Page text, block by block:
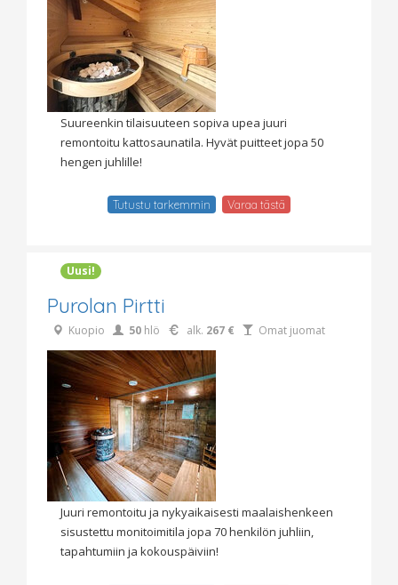
Suureenkin tilaisuuteen sopiva upea juuri
remontoitu kattosaunatila. Hyvät puitteet jopa 50
hengen juhlille!
Tutustu tarkemmin Varaa tästä
Uusi!
Purolan Pirtti
Kuopio 50 hlö alk. 267 € Omat juomat
Juuri remontoitu ja nykyaikaisesti maalaishenkeen
sisustettu monitoimitila jopa 70 henkilön juhliin,
tapahtumiin ja kokouspäiviin!